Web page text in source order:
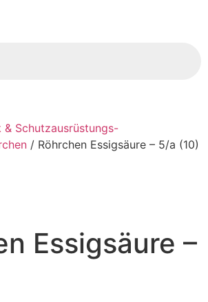
& Schutzausrüstungs-
/ Röhrchen Essigsäure – 5/a (10)
Essigsäure –